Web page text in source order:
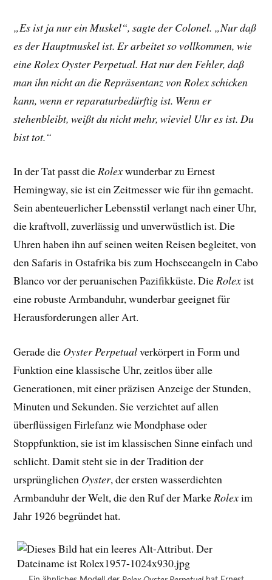
„Es ist ja nur ein Muskel“, sagte der Colonel. „Nur daß
es der Hauptmuskel ist. Er arbeitet so vollkommen, wie
eine Rolex Oyster Perpetual. Hat nur den Fehler, daß
man ihn nicht an die Repräsentanz von Rolex schicken
kann, wenn er reparaturbedürftig ist. Wenn er
stehenbleibt, weißt du nicht mehr, wieviel Uhr es ist. Du
bist tot.“
In der Tat passt dieRolexwunderbar zu Ernest
Hemingway, sie ist ein Zeitmesser wie für ihn gemacht.
Sein abenteuerlicher Lebensstil verlangt nach einer Uhr,
die kraftvoll, zuverlässig und unverwüstlich ist. Die
Uhren haben ihn auf seinen weiten Reisen begleitet, von
den Safaris in Ostafrika bis zum Hochseeangeln in Cabo
Blanco vor der peruanischen Pazifikküste. DieRolexist
eine robuste Armbanduhr, wunderbar geeignet für
Herausforderungen aller Art.
Gerade die Oyster Perpetualverkörpert in Form und
Funktion eine klassische Uhr, zeitlos über alle
Generationen, mit einer präzisen Anzeige der Stunden,
Minuten und Sekunden. Sie verzichtet auf allen
überflüssigen Firlefanz wie Mondphase oder
Stoppfunktion, sie ist im klassischen Sinne einfach und
schlicht. Damit steht sie in der Tradition der
ursprünglichen Oyster, der ersten wasserdichten
Armbanduhr der Welt, die den Ruf der MarkeRolexim
Jahr 1926 begründet hat.